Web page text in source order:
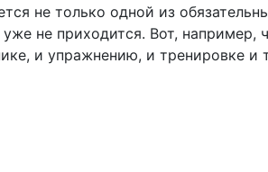
не только одной из
не приходится. Вот,
и упражнению, и тренировке и